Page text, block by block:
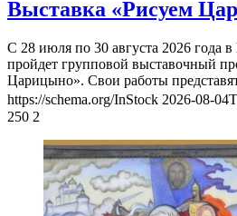
Выставка «Рисуем
С 28 июля по 30 августа 2026 года в
пройдет групповой выставочный
Царицыно». Свои работы
https://schema.org/InStock 2026-08-
250 2